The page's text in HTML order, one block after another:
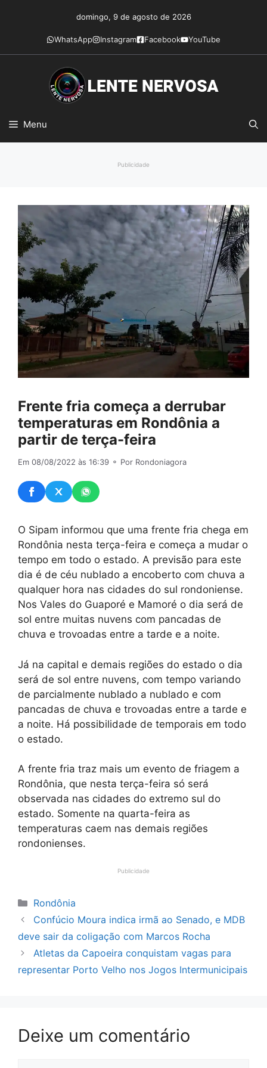
conteúdo
domingo, 9 de agosto de 2026
WhatsApp Instagram Facebook YouTube
Menu
Publicidade
Frente fria começa a derrubar
temperaturas em Rondônia a
partir de terça-feira
Em 08/08/2022 às 16:39 ⚬ Por Rondoniagora
O Sipam informou que uma frente fria chega em
Rondônia nesta terça-feira e começa a mudar o
tempo em todo o estado. A previsão para este
dia é de céu nublado a encoberto com chuva a
qualquer hora nas cidades do sul rondoniense.
Nos Vales do Guaporé e Mamoré o dia será de
sol entre muitas nuvens com pancadas de
chuva e trovoadas entre a tarde e a noite.
Já na capital e demais regiões do estado o dia
será de sol entre nuvens, com tempo variando
de parcialmente nublado a nublado e com
pancadas de chuva e trovoadas entre a tarde e
a noite. Há possibilidade de temporais em todo
o estado.
A frente fria traz mais um evento de friagem a
Rondônia, que nesta terça-feira só será
observada nas cidades do extremo sul do
estado. Somente na quarta-feira as
temperaturas caem nas demais regiões
rondonienses.
Publicidade
Categorias
Rondônia
Confúcio Moura indica irmã ao Senado, e MDB
deve sair da coligação com Marcos Rocha
Atletas da Capoeira conquistam vagas para
representar Porto Velho nos Jogos Intermunicipais
Deixe um comentário